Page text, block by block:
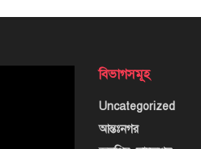
বিভাগসমূহ
Uncategorized
আন্তঃনগর